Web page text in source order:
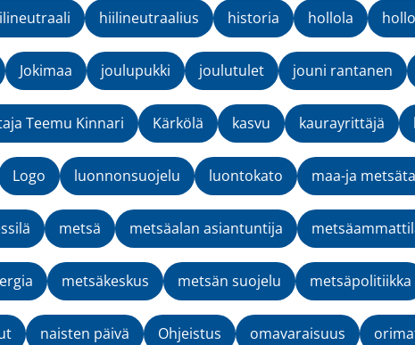
hiilineutraalius historia hollola
Jokimaa joulupukki joulutulet jouni rantanen
Teemu Kinnari Kärkölä kasvu kaurayrittäjä
Logo luonnonsuojelu luontokato maa-ja
metsä metsäalan asiantuntija
metsäkeskus metsän suojelu metsäpolitiikka
naisten päivä Ohjeistus omavaraisuus